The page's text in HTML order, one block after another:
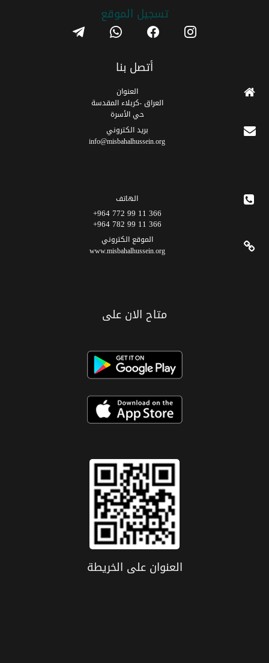
تسجیل الموقع instagram
facebook
whatsapp
telegram
أتصل بنا
العنوان
العراق -كربلاء المقدسة
حي الأسرة
برید الکتروني
info@misbahalhussein.org
الهاتف
366 11 99 772 964+
366 11 99 782 964+
الموقع الکتروني
www.misbahalhussein.org
متاح الان على
العنوان علی الخریطة